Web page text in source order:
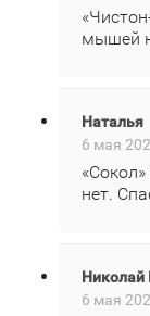
мышей
Наталья
6 мая
нет.
Николай
6 мая